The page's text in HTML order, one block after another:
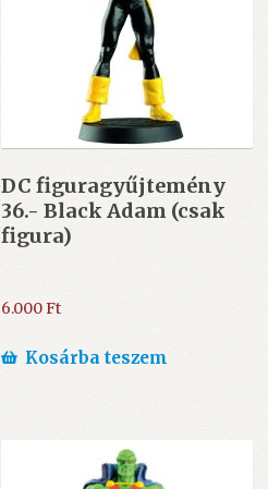
DC figuragyűjtemény
36.- Black Adam (csak
figura)
6.000Ft
Kosárba teszem